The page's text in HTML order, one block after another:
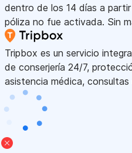
dentro de los 14 días a
póliza no fue activada. Sin
Tripbox es un servicio
de conserjería 24/7,
asistencia médica,